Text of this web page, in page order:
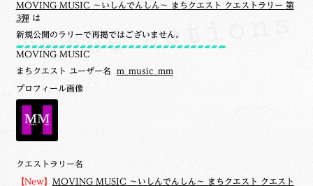
MOVING MUSIC ～いしんでんしん～ まちクエスト クエストラリー 第
3弾 は
新規公開のラリーで再掲ではございません。
MOVING MUSIC
まちクエスト ユーザー名 m_music_mm
プロフィール画像
クエストラリー名
【New】 MOVING MUSIC ～いしんでんしん～ まちクエスト クエスト